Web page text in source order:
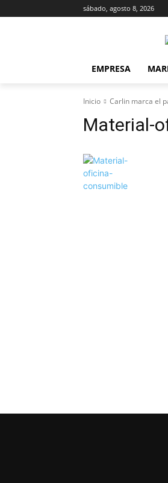
sábado, agosto 8, 2026
EMPRESA
Inicio Carlin marca el
Material-